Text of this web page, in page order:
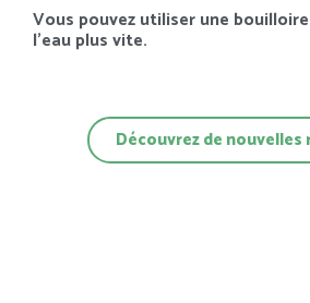
Vous pouvez utiliser une
l’eau plus vite.
Découvrez de